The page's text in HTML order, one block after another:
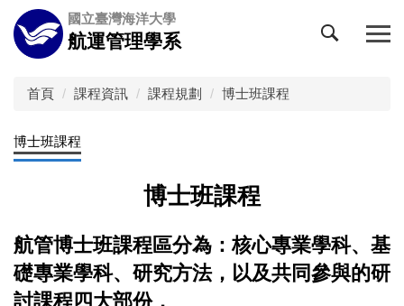
跳
到
主
區
國立臺灣海洋大學
航運管理學系
首頁 課程資訊 課程規劃 博士班課程
博士班課程
博士班課程
航管博士班課程區分為：核心專業學科、基
礎專業學科、研究方法，以及共同參與的研
討課程四大部份，